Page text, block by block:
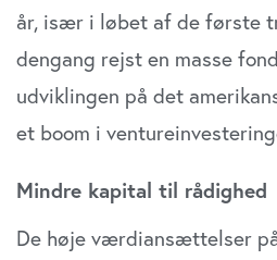
år, især i løbet af de første
dengang rejst en masse
udviklingen på det
et boom i
Mindre kapital til rådighed
De høje værdiansættelser